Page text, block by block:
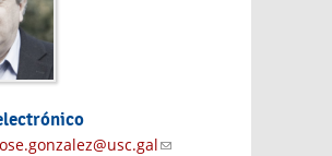
(link sends